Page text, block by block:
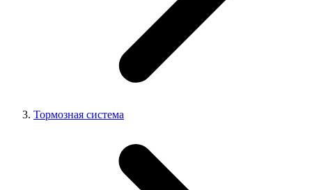
Тормозная система